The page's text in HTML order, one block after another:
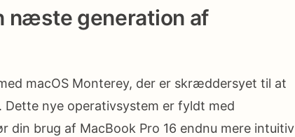
næste generation af
macOS Monterey, der er skræddersyet til at
nye operativsystem er fyldt med
din brug af MacBook Pro 16 endnu mere intuitiv